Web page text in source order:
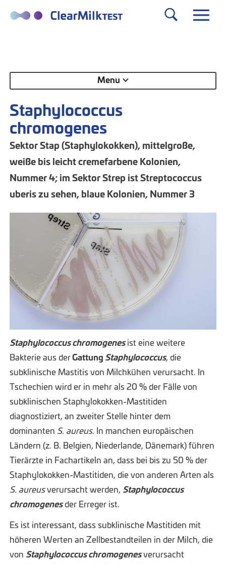
Menu
Staphylococcus
chromogenes
Sektor Stap (Staphylokokken), mittelgroße,
weiße bis leicht cremefarbene Kolonien,
Nummer 4; im Sektor Strep ist Streptococcus
uberis zu sehen, blaue Kolonien, Nummer 3
Staphylococcus chromogenesist eine weitere
Bakterie aus derGattung Staphylococcus, die
subklinische Mastitis von Milchkühen verursacht. In
Tschechien wird er in mehr als 20 % der Fälle von
subklinischen Staphylokokken-Mastitiden
diagnostiziert, an zweiter Stelle hinter dem
dominanten S. aureus.
In manchen europäischen
Ländern (z. B. Belgien, Niederlande, Dänemark) führen
Tierärzte in Fachartikeln an, dass bei bis zu 50 % der
Staphylokokken-Mastitiden, die von anderen Arten als
S. aureusverursacht werden, Staphylococcus
chromogenesder Erreger ist.
Es ist interessant, dass subklinische Mastitiden mit
höheren Werten an Zellbestandteilen in der Milch, die
von Staphylococcus chromogenesverursacht